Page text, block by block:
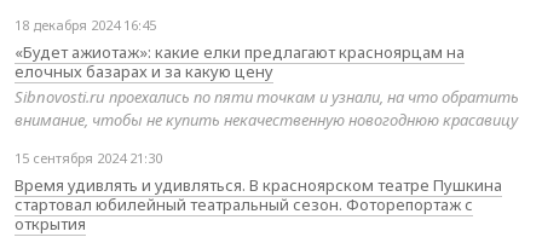
18 декабря 2024 16:45
«Будет ажиотаж»: какие елки предлагают красноярцам на
елочных базарах и за какую цену
Sibnovosti.ru проехались по пяти точкам и узнали, на что обратить
внимание, чтобы не купить некачественную новогоднюю красавицу
15 сентября 2024 21:30
Время удивлять и удивляться. В красноярском театре Пушкина
стартовал юбилейный театральный сезон. Фоторепортаж с
открытия